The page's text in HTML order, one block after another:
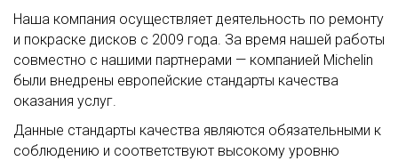
Наша компания осуществляет деятельность по ремонту
и покраске дисков с 2009 года. За время нашей работы
совместно с нашими партнерами — компанией Michelin
были внедрены европейские стандарты качества
оказания услуг.
Данные стандарты качества являются обязательными к
соблюдению и соответствуют высокому уровню